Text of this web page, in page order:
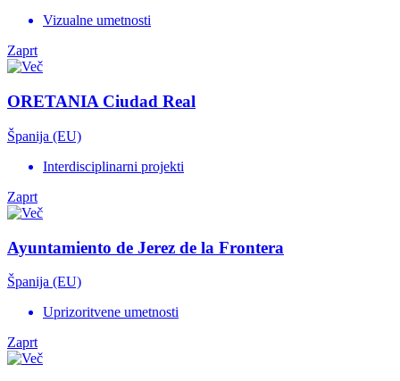
Vizualne umetnosti
Zaprt
ORETANIA Ciudad Real
Španija (EU)
Interdisciplinarni projekti
Zaprt
Ayuntamiento de Jerez de la Frontera
Španija (EU)
Uprizoritvene umetnosti
Zaprt